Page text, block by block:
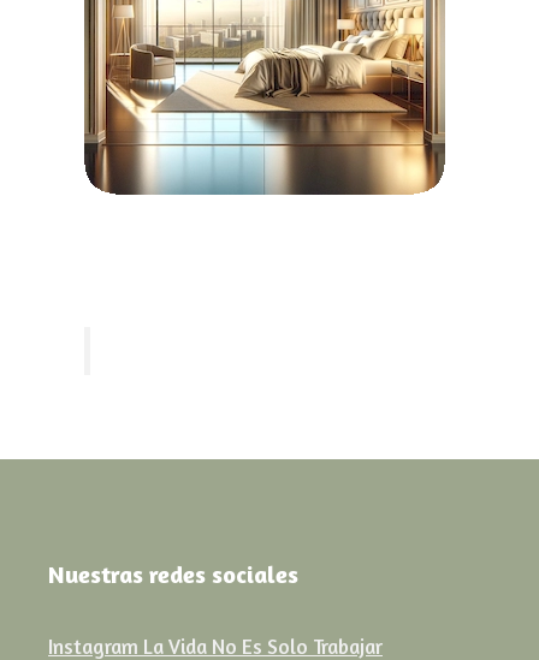
Nuestras redes sociales
Instagram La Vida No Es Solo Trabajar